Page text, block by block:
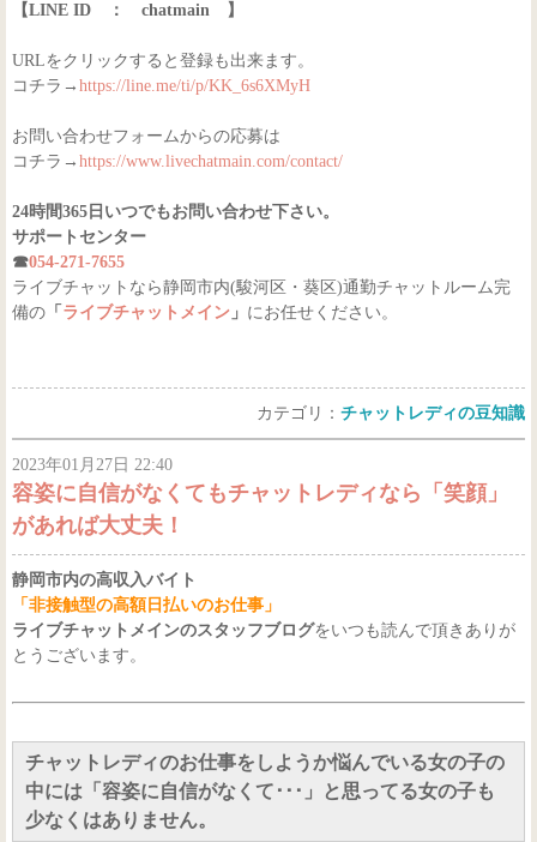
【LINE ID ： chatmain 】
URLをクリックすると登録も出来ます。
コチラ→ https://line.me/ti/p/KK_6s6XMyH
お問い合わせフォームからの応募は
コチラ→ https://www.livechatmain.com/contact/
24時間365日いつでもお問い合わせ下さい。
サポートセンター
☎054-271-7655
ライブチャットなら静岡市内(駿河区・葵区)通勤チャットルーム完
備の 「 ライブチャットメイン 」 にお任せください。
カテゴリ： チャットレディの豆知識
2023年01月27日 22:40
容姿に自信がなくてもチャットレディなら「笑顔」
があれば大丈夫！
静岡市内の高収入バイト
「非接触型の高額日払いのお仕事」
ライブチャットメインのスタッフブログをいつも読んで頂きありが
とうございます。
チャットレディのお仕事をしようか悩んでいる女の子の
中には「容姿に自信がなくて･･･」と思ってる女の子も
少なくはありません。